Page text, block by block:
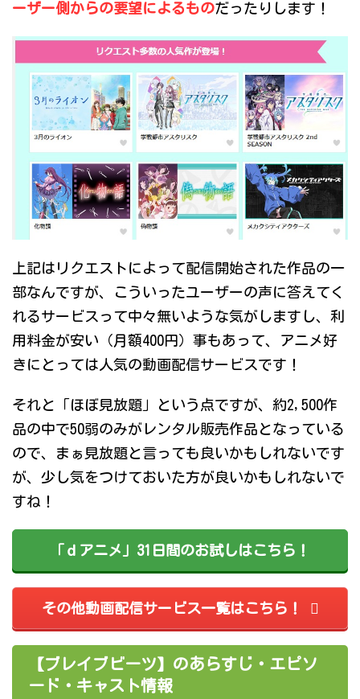
ーザー側からの要望によるものだったりします！
上記はリクエストによって配信開始された作品の一
部なんですが、こういったユーザーの声に答えてく
れるサービスって中々無いような気がしますし、利
用料金が安い（月額400円）事もあって、アニメ好
きにとっては人気の動画配信サービスです！
それと「ほぼ見放題」という点ですが、約2,500作
品の中で50弱のみがレンタル販売作品となっている
ので、まぁ見放題と言っても良いかもしれないです
が、少し気をつけておいた方が良いかもしれないで
すね！
「ｄアニメ」31日間のお試しはこちら！
その他動画配信サービス一覧はこちら！
【ブレイブビーツ】のあらすじ・エピソ
ード・キャスト情報